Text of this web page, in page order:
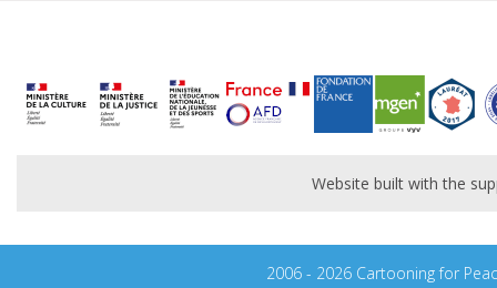
Website built with the
2006 - 2026 Cartooning for